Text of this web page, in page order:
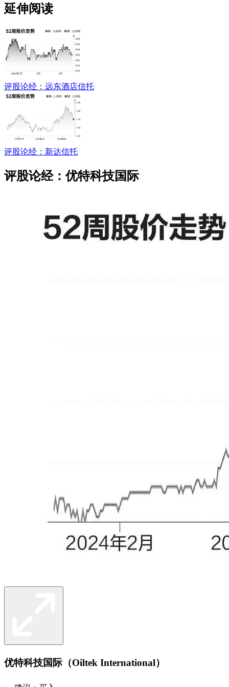
延伸阅读
评股论经：远东酒店信托
评股论经：新达信托
评股论经：优特科技国际
优特科技国际（Oiltek International）